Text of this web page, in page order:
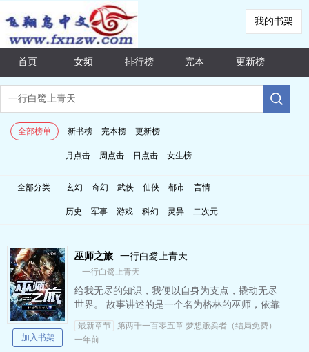
我的书架
首页 女频 排行榜 完本 更新榜
全部榜单 新书榜 完本榜 更新榜
月点击 周点击 日点击 女生榜
全部分类 玄幻 奇幻 武侠 仙侠 都市 言情
历史 军事 游戏 科幻 灵异 二次元
巫师之旅 一行白鹭上青天
一行白鹭上青天
给我无尽的知识，我便以自身为支点，撬动无尽
世界。 故事讲述的是一个名为格林的巫师，依靠
自己的智慧和运气，学习自己独特的巫师知识，
游历异域世界，参与不…
最新章节
第两千一百零五章 梦想贩卖者（结局免费）
一年前
加入书架